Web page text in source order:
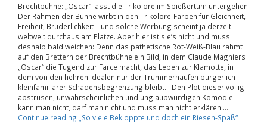
Brechtbühne: „Oscar“ lässt die Trikolore im Spießertum untergehen
Der Rahmen der Bühne wirbt in den Trikolore-Farben für Gleichheit,
Freiheit, Brüderlichkeit – und solche Werbung scheint ja derzeit
weltweit durchaus am Platze. Aber hier ist sie’s nicht und muss
deshalb bald weichen: Denn das pathetische Rot-Weiß-Blau rahmt
auf den Brettern der Brechtbühne ein Bild, in dem Claude Magniers
„Oscar“ die Tugend zur Farce macht, das Leben zur Klamotte, in
dem von den hehren Idealen nur der Trümmerhaufen bürgerlich-
kleinfamiliärer Schadensbegrenzung bleibt. Den Plot dieser völlig
abstrusen, unwahrscheinlichen und unglaubwürdigen Komödie
kann man nicht, darf man nicht und muss man nicht erklären …
Continue reading „So viele Bekloppte und doch ein Riesen-Spaß“